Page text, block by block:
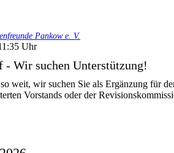
Pankow e. V.
Uhr
- Wir suchen Unterstützung!
weit, wir suchen Sie als Ergänzung für
Vorstands oder der